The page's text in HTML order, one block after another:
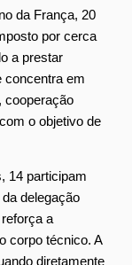
da França, 20
por cerca
a prestar
concentra em
cooperação
o objetivo de
14 participam
delegação
a
corpo técnico. A
diretamente